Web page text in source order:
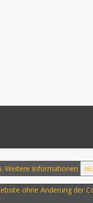
Weitere Informationen
ohne Änderung der